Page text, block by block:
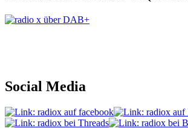
Social Media